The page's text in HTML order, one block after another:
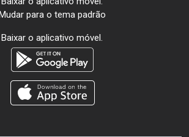
para o tema padrão
Baixar o aplicativo móvel.